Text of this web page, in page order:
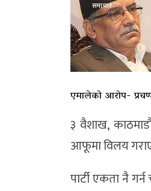
समाचार
एमालेको आरोप-
३ वैशाख,
आफूमा विलय
पार्टी एकता नै